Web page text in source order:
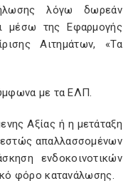
λόγω δωρεάν
μέσω της Εφαρμογής
Αιτημάτων, «Τα
με τα ΕΛΠ.
Αξίας ή η μετάταξη
απαλλασσομένων
ενδοκοινοτικών
φόρο κατανάλωσης.